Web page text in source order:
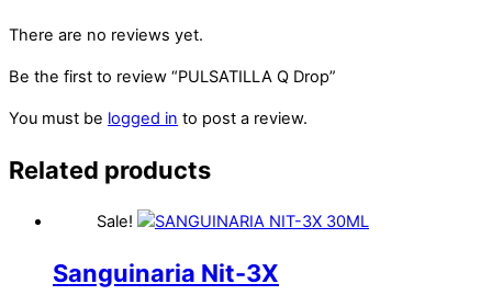
There are no reviews yet.
Be the first to review “PULSATILLA Q Drop”
You must be logged in to post a review.
Related products
Sale!
Sanguinaria Nit-3X